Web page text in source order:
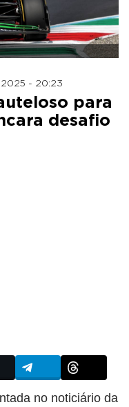
- 20:23
para
desafio
no noticiário da